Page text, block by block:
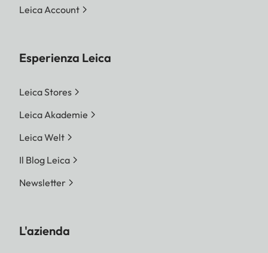
Leica Account
Esperienza Leica
Leica Stores
Leica Akademie
Leica Welt
Il Blog Leica
Newsletter
L'azienda